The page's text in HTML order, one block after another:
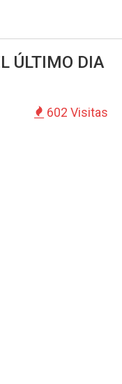
ÚLTIMO DIA
602 Visitas